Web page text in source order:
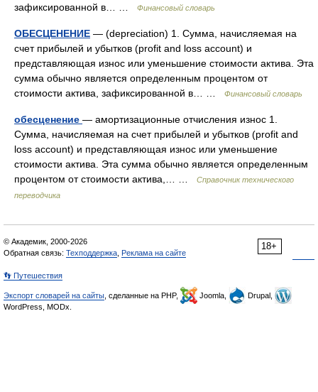
зафиксированной в… …
Финансовый словарь
ОБЕСЦЕНЕНИЕ — (depreciation) 1. Сумма, начисляемая на
счет прибылей и убытков (profit and loss account) и
представляющая износ или уменьшение стоимости актива. Эта
сумма обычно является определенным процентом от
стоимости актива, зафиксированной в… …
Финансовый словарь
обесценение — амортизационные отчисления износ 1.
Сумма, начисляемая на счет прибылей и убытков (profit and
loss account) и представляющая износ или уменьшение
стоимости актива. Эта сумма обычно является определенным
процентом от стоимости актива,… …
Справочник технического
переводчика
18+
© Академик, 2000-2026
Обратная связь: Техподдержка Реклама на сайте
👣 Путешествия
Экспорт словарей на сайты , сделанные на PHP, Joomla,
Drupal,
WordPress, MODx.